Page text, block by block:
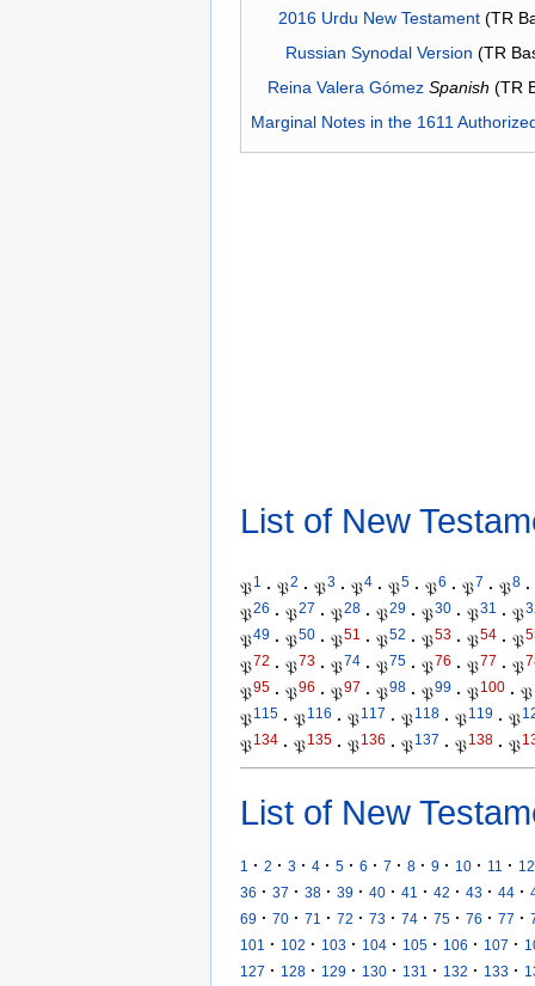
2016 Urdu New Testament(TR
Russian Synodal Version (TR
Reina Valera Gómez Spanish (TR
Marginal Notes in the 1611
List of New
𝔓1 · 𝔓2 · 𝔓3 · 𝔓4 · 𝔓5 · 𝔓6 · 𝔓7 · 𝔓8 ·
𝔓26 · 𝔓27 · 𝔓28 · 𝔓29 · 𝔓30 · 𝔓31 · 𝔓
𝔓49 · 𝔓50 · 𝔓51 · 𝔓52 · 𝔓53 · 𝔓54 · 𝔓
𝔓72 · 𝔓73 · 𝔓74 · 𝔓75 · 𝔓76 · 𝔓77 · 𝔓
𝔓95 · 𝔓96 · 𝔓97 · 𝔓98 · 𝔓99 · 𝔓100 · 𝔓
𝔓115 · 𝔓116 · 𝔓117 · 𝔓118 · 𝔓119 · 𝔓
𝔓134 · 𝔓135 · 𝔓136 · 𝔓137 · 𝔓138 · 𝔓
List of New
1 · 2 · 3 · 4 · 5 · 6 · 7 · 8 · 9 · 10 · 11 · 12
36 · 37 · 38 · 39 · 40 · 41 · 42 · 43 · 44 ·
69 · 70 · 71 · 72 · 73 · 74 · 75 · 76 · 77 ·
101
· 102 · 103 · 104 · 105 · 106 · 107 ·
127 · 128 · 129 · 130 · 131 · 132 · 133 ·